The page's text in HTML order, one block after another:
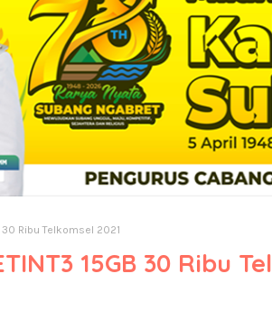
30 Ribu Telkomsel 2021
15GB 30 Ribu